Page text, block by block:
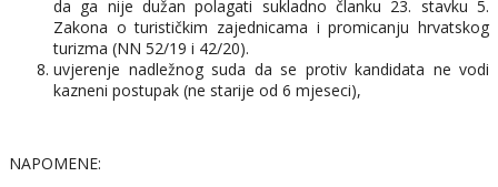
da ga nije dužan polagati sukladno članku 23. stavku 5.
Zakona o turističkim zajednicama i promicanju hrvatskog
turizma (NN 52/19 i 42/20).
uvjerenje nadležnog suda da se protiv kandidata ne vodi
kazneni postupak (ne starije od 6 mjeseci),
NAPOMENE: